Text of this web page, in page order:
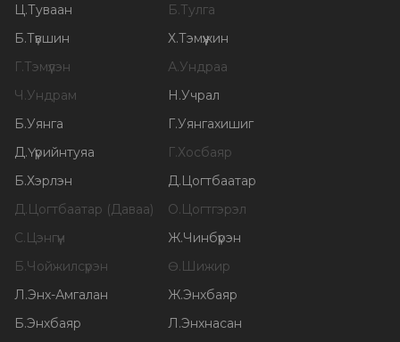
Ц.Туваан Б.Тулга
Б.Түвшин Х.Тэмүүжин
Г.Тэмүүлэн А.Ундраа
Ч.Ундрам Н.Учрал
Б.Уянга Г.Уянгахишиг
Д.Үүрийнтуяа Г.Хосбаяр
Б.Хэрлэн Д.Цогтбаатар
Д.Цогтбаатар (Даваа) О.Цогтгэрэл
С.Цэнгүүн Ж.Чинбүрэн
Б.Чойжилсүрэн Ө.Шижир
Л.Энх-Амгалан Ж.Энхбаяр
Б.Энхбаяр Л.Энхнасан